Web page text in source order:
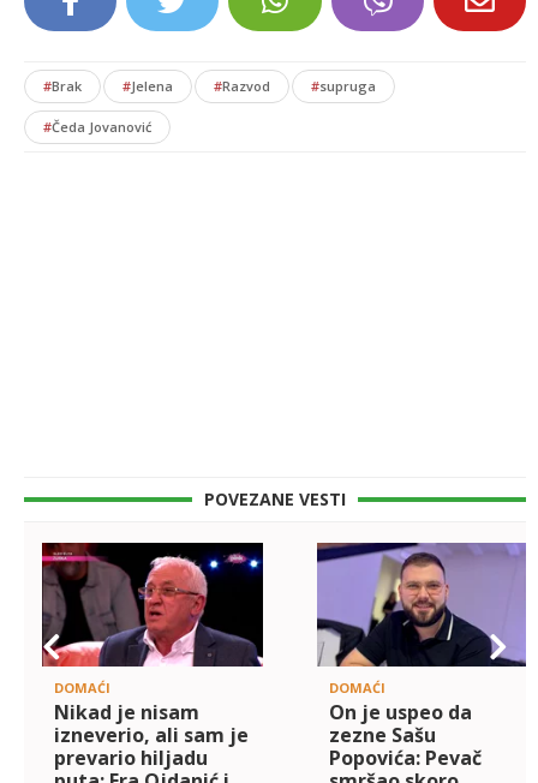
#Brak #Jelena #Razvod #supruga
#Čeda Jovanović
POVEZANE VESTI
DOMAĆI
Nikad je nisam
izneverio, ali sam je
prevario hiljadu
DOMAĆI
On je uspeo da
zezne Sašu
Popovića: Pevač